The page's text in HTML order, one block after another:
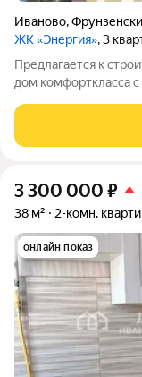
Иваново,
ЖК «Энергия», 3
Предлагается к
дом комфорткласса
двумя или тремя комнатами: однокомнатные
46,2 кв. м;
3 300 000 ₽
38 м² 2-комн.
онлайн показ